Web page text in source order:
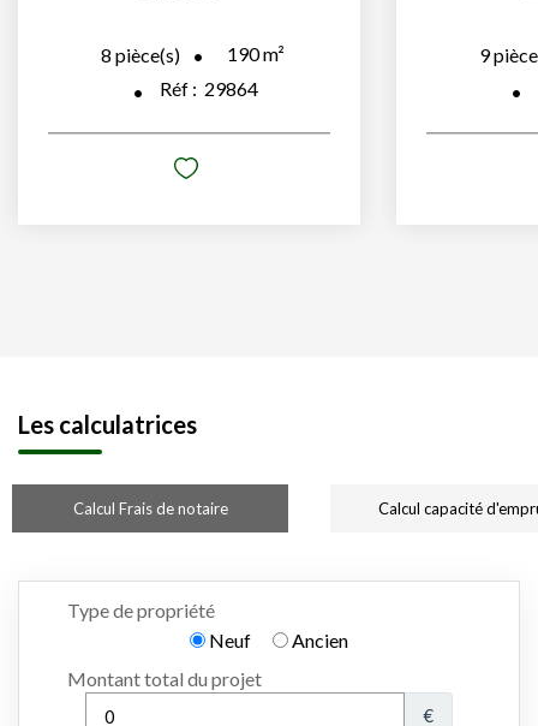
8 pièce(s) 190m²
Réf : 29864
9
Les calculatrices
Calcul Frais de notaire Calcul capacité